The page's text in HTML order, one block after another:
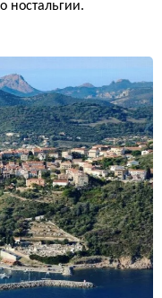
ностальгии.